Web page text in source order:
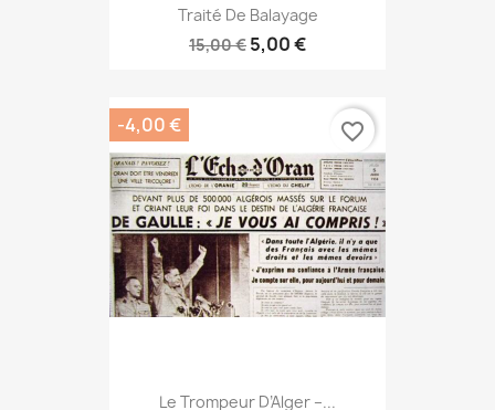
Traité De Balayage
15,00 € 5,00 €
Le Trompeur D’Alger –...
-4,00 € favorite_border